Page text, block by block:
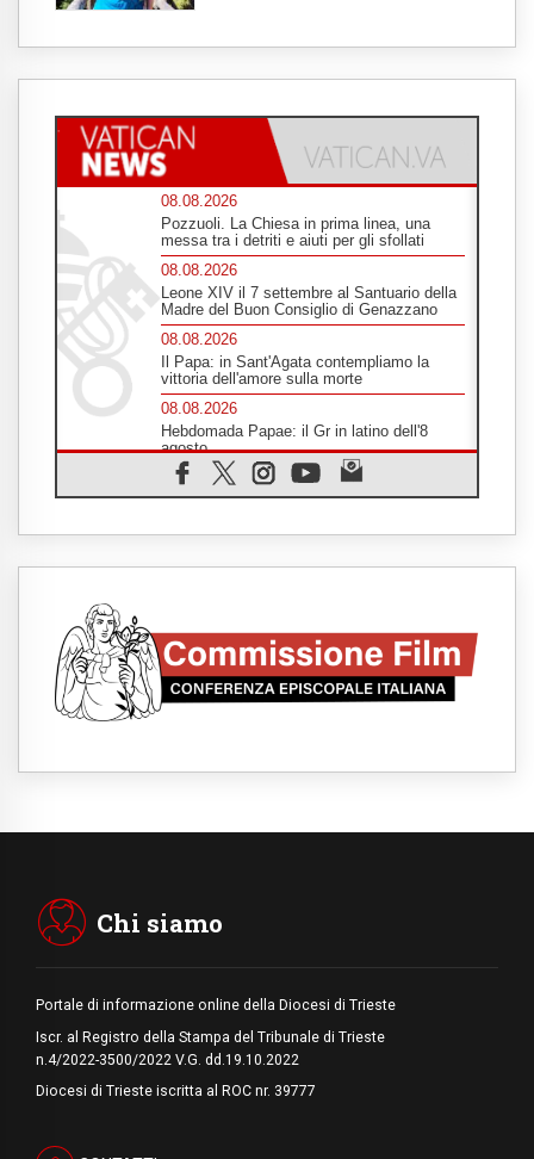
08.08.2026
Pozzuoli. La Chiesa in prima linea, una
messa tra i detriti e aiuti per gli sfollati
08.08.2026
Leone XIV il 7 settembre al Santuario della
Madre del Buon Consiglio di Genazzano
08.08.2026
Il Papa: in Sant'Agata contempliamo la
vittoria dell'amore sulla morte
08.08.2026
Hebdomada Papae: il Gr in latino dell'8
agosto
08.08.2026
Spin Time, Reina: Cristo non abita nei
senzatetto
08.08.2026
08.08.2026
Argentina, l'arcivescovo Colombo: "La
visita del Papa messaggio di pace e
dignità"
Medio Oriente
Chi siamo
Portale di informazione online della Diocesi di Trieste
Iscr. al Registro della Stampa del Tribunale di Trieste
n.4/2022-3500/2022 V.G. dd.19.10.2022
Diocesi di Trieste iscritta al ROC nr. 39777